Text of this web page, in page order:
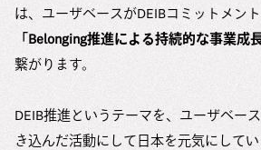
は、ユーザベースがDEIBコミットメン
「Belonging推進による持続的な事業成
繋がります。
DEIB推進というテーマを、ユーザベー
き込んだ活動にして日本を元気にして